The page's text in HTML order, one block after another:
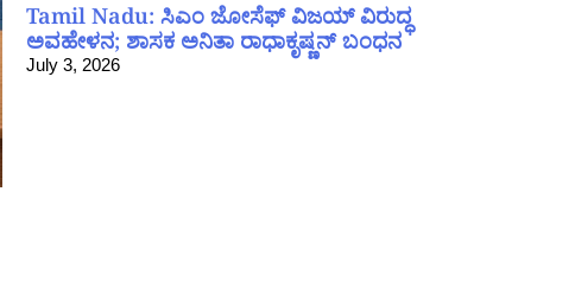
Tamil Nadu: ಸಿಎಂ ಜೋಸೆಫ್ ವಿಜಯ್ ವಿರುದ್ಧ
ಅವಹೇಳನ; ಶಾಸಕ ಅನಿತಾ ರಾಧಾಕೃಷ್ಣನ್ ಬಂಧನ
July 3, 2026